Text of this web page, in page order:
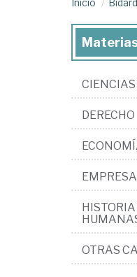
Inicio
DERECHO
EMPRESA
OTRAS